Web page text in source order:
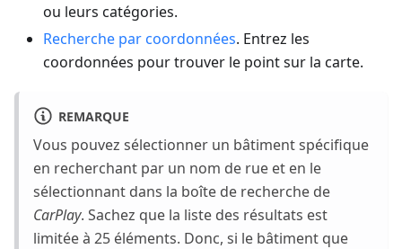
ou leurs catégories.
Recherche par coordonnées. Entrez les
coordonnées pour trouver le point sur la carte.
REMARQUE
Vous pouvez sélectionner un bâtiment spécifique
en recherchant par un nom de rue et en le
sélectionnant dans la boîte de recherche de
CarPlay. Sachez que la liste des résultats est
limitée à 25 éléments. Donc, si le bâtiment que